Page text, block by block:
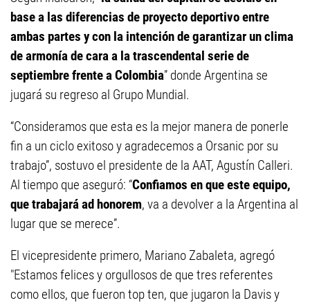
base a las diferencias de proyecto deportivo entre
ambas partes y con la intención de garantizar un clima
de armonía de cara a la trascendental serie de
septiembre frente a Colombia” donde Argentina se
jugará su regreso al Grupo Mundial.
“Consideramos que esta es la mejor manera de ponerle
fin a un ciclo exitoso y agradecemos a Orsanic por su
trabajo”, sostuvo el presidente de la AAT, Agustín Calleri.
Al tiempo que aseguró: “Confiamos en que este equipo,
que trabajará ad honorem, va a devolver a la Argentina al
lugar que se merece”.
El vicepresidente primero, Mariano Zabaleta, agregó
"Estamos felices y orgullosos de que tres referentes
como ellos, que fueron top ten, que jugaron la Davis y